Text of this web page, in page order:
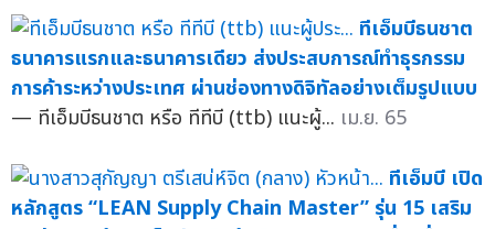
ทีเอ็มบีธนชาต
ธนาคารแรกและธนาคารเดียว ส่งประสบการณ์ทำธุรกรรม
การค้าระหว่างประเทศ ผ่านช่องทางดิจิทัลอย่างเต็มรูปแบบ
— ทีเอ็มบีธนชาต หรือ ทีทีบี (ttb) แนะผู้... เม.ย. 65
ทีเอ็มบี เปิด
หลักสูตร “LEAN Supply Chain Master” รุ่น 15 เสริม